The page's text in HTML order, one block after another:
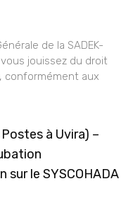
de la SADEK-
jouissez du droit
conformément aux
à Uvira) –
le SYSCOHADA